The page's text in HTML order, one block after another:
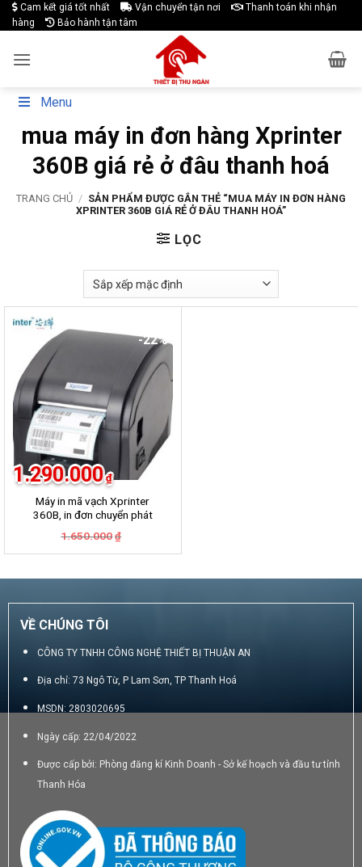
Skip
to
Cam kết giá tốt nhất Vận chuyển tận nơi
Thanh toán khi nhận
hàng
Bảo hành tận tâm
Menu
mua máy in đơn hàng Xprinter
360B giá rẻ ở đâu thanh hoá
TRANG CHỦ / SẢN PHẨM ĐƯỢC GẮN THẺ “MUA MÁY IN ĐƠN HÀNG
XPRINTER 360B GIÁ RẺ Ở ĐÂU THANH HOÁ”
LỌC
-22%
Máy in mã vạch Xprinter
360B, in đơn chuyển phát
VNpost, Best, J&T
1.650.000 ₫
là:
1.290.000 ₫
tại
1.290.000₫.
VỀ CHÚNG TÔI
CÔNG TY TNHH CÔNG NGHỆ THIẾT BỊ THUẬN AN
Địa chỉ: 73 Ngô Từ, P Lam Sơn, TP Thanh Hoá
MSDN: 2803020695
Ngày cấp: 22/04/2022
Được cấp bởi: Phòng đăng kí Kinh Doanh - Sở kế hoạch và đầu tư tỉnh
Thanh Hóa